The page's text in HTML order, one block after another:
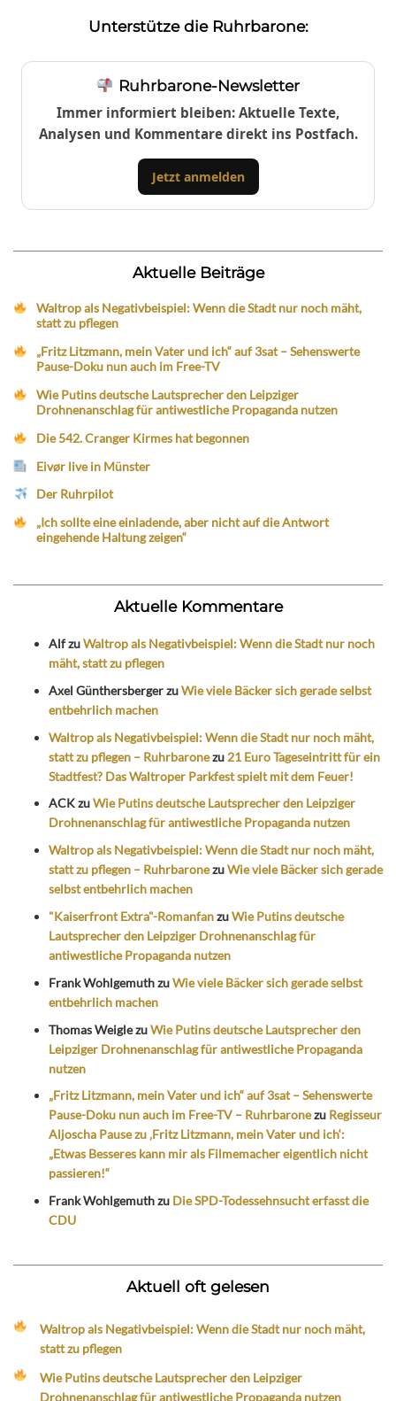
Unterstütze die Ruhrbarone:
Ruhrbarone-Newsletter
Immer informiert bleiben: Aktuelle Texte,
Analysen und Kommentare direkt ins Postfach.
Jetzt anmelden
Aktuelle Beiträge
Waltrop als Negativbeispiel: Wenn die Stadt nur noch mäht,
statt zu pflegen
„Fritz Litzmann, mein Vater und ich“ auf 3sat – Sehenswerte
Pause-Doku nun auch im Free-TV
Wie Putins deutsche Lautsprecher den Leipziger
Drohnenanschlag für antiwestliche Propaganda nutzen
Die 542. Cranger Kirmes hat begonnen
Eivør live in Münster
Der Ruhrpilot
„Ich sollte eine einladende, aber nicht auf die Antwort
eingehende Haltung zeigen“
Aktuelle Kommentare
AlfzuWaltrop als Negativbeispiel: Wenn die Stadt nur noch
mäht, statt zu pflegen
Axel GünthersbergerzuWie viele Bäcker sich gerade selbst
entbehrlich machen
Waltrop als Negativbeispiel: Wenn die Stadt nur noch mäht,
statt zu pflegen – Ruhrbaronezu 21 Euro Tageseintritt für ein
Stadtfest? Das Waltroper Parkfest spielt mit dem Feuer!
ACKzuWie Putins deutsche Lautsprecher den Leipziger
Drohnenanschlag für antiwestliche Propaganda nutzen
Waltrop als Negativbeispiel: Wenn die Stadt nur noch mäht,
statt zu pflegen – RuhrbaronezuWie viele Bäcker sich gerade
selbst entbehrlich machen
"Kaiserfront Extra"-RomanfanzuWie Putins deutsche
Lautsprecher den Leipziger Drohnenanschlag für
antiwestliche Propaganda nutzen
Frank WohlgemuthzuWie viele Bäcker sich gerade selbst
entbehrlich machen
Thomas WeiglezuWie Putins deutsche Lautsprecher den
Leipziger Drohnenanschlag für antiwestliche Propaganda
nutzen
„Fritz Litzmann, mein Vater und ich“ auf 3sat – Sehenswerte
Pause-Doku nun auch im Free-TV – Ruhrbaronezu Regisseur
Aljoscha Pause zu ‚Fritz Litzmann, mein Vater und ich‘:
„Etwas Besseres kann mir als Filmemacher eigentlich nicht
passieren!“
Frank Wohlgemuthzu Die SPD-Todessehnsucht erfasst die
CDU
Aktuell oft gelesen
Waltrop als Negativbeispiel: Wenn die Stadt nur noch mäht,
statt zu pflegen
Wie Putins deutsche Lautsprecher den Leipziger
Drohnenanschlag für antiwestliche Propaganda nutzen